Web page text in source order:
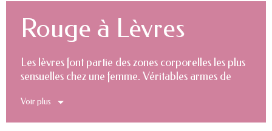
Rouge à Lèvres
Les lèvres font partie des zones corporelles les plus
sensuelles chez une femme. Véritables armes de
encore moyens de mettre en lumière la beauté
Voir plus